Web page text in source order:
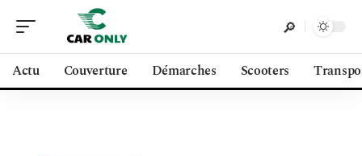
Actu Couverture Démarches Scooters